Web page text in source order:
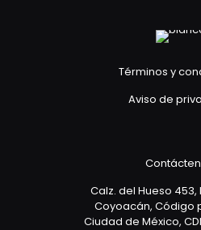
Términos y
Aviso de
Calz. del Hueso 453,
Coyoacán, Código
Ciudad de México,